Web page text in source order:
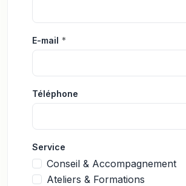
E-mail *
Téléphone
Service
Conseil & Accompagnement
Ateliers & Formations